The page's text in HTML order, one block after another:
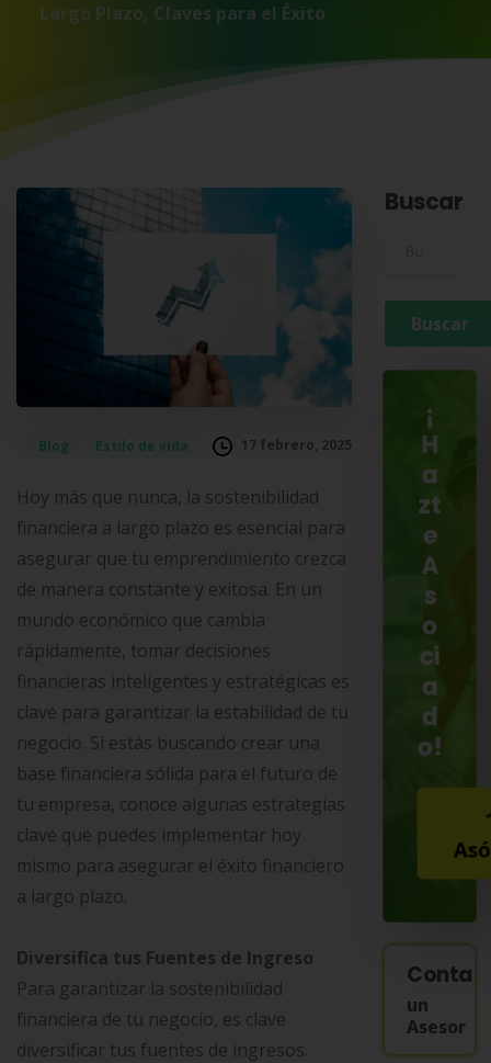
Largo Plazo, Claves para el Éxito
Blog Estilo de vida 17 febrero, 2025
Hoy más que nunca, la sostenibilidad
financiera a largo plazo es esencial para
asegurar que tu emprendimiento crezca
de manera constante y exitosa. En un
mundo económico que cambia
rápidamente, tomar decisiones
financieras inteligentes y estratégicas es
clave para garantizar la estabilidad de tu
negocio. Si estás buscando crear una
base financiera sólida para el futuro de
tu empresa, conoce algunas estrategias
clave que puedes implementar hoy
mismo para asegurar el éxito financiero
a largo plazo.
Diversifica tus Fuentes de Ingreso
Para garantizar la sostenibilidad
financiera de tu negocio, es clave
diversificar tus fuentes de ingresos.
Buscar
¡
H
a
zt
e
A
s
o
ci
a
d
o!
un
Asesor